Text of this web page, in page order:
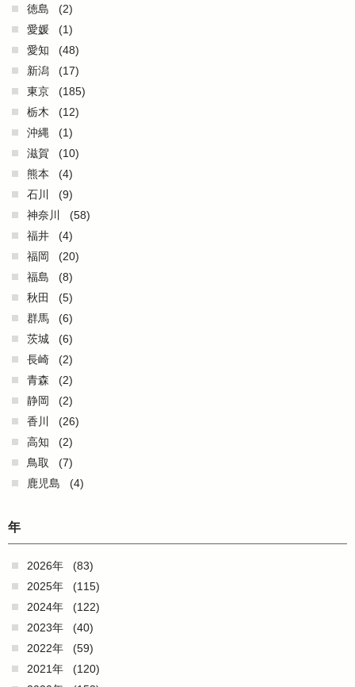
徳島
(2)
愛媛
(1)
愛知
(48)
新潟
(17)
東京
(185)
栃木
(12)
沖縄
(1)
滋賀
(10)
熊本
(4)
石川
(9)
神奈川
(58)
福井
(4)
福岡
(20)
福島
(8)
秋田
(5)
群馬
(6)
茨城
(6)
長崎
(2)
青森
(2)
静岡
(2)
香川
(26)
高知
(2)
鳥取
(7)
鹿児島
(4)
年
2026年
(83)
2025年
(115)
2024年
(122)
2023年
(40)
2022年
(59)
2021年
(120)